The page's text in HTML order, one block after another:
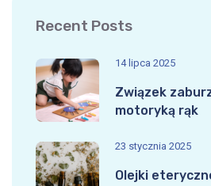
Recent Posts
14 lipca 2025
Związek
motoryką rąk
23 stycznia 2025
Olejki